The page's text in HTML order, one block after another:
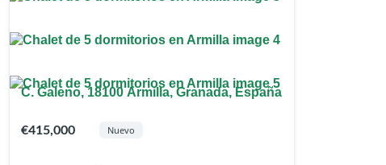
C. Galeno, 18100 Armilla, Granada, España
€415,000 Nuevo